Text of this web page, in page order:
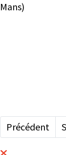
Mans)
Article
Précédent